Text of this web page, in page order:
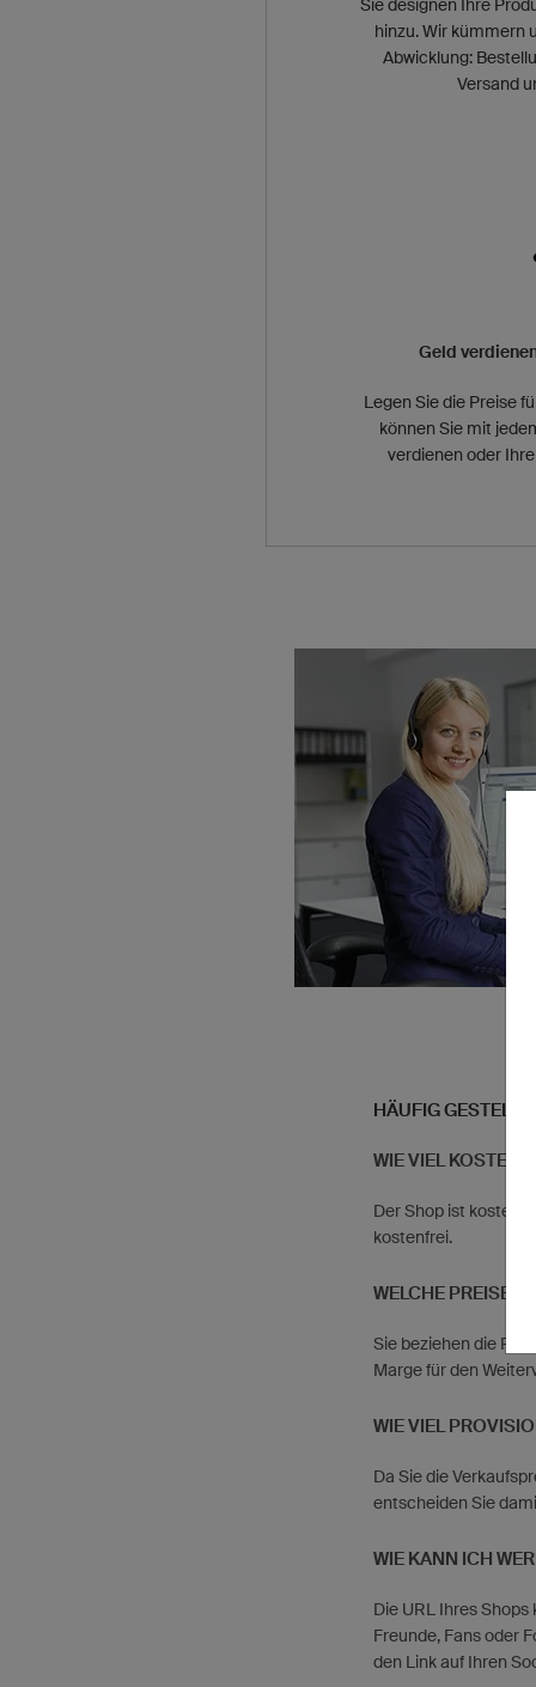
Sie designen Ihre
hinzu. Wir kümmern
Abwicklung:
Versand
Geld
Legen Sie die Preise
können Sie mit
verdienen oder
HÄUFIG
WIE VIEL KOSTET
Der Shop ist
kostenfrei.
WELCHE PREISE
Sie beziehen die
Marge für den
WIE VIEL
Da Sie die
entscheiden Sie
WIE KANN ICH
Die URL Ihres
Freunde, Fans oder
den Link auf Ihren